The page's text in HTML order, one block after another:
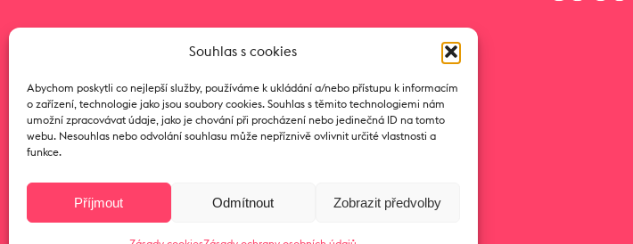
Souhlas s cookies
Abychom poskytli co nejlepší služby, používáme k ukládání a/nebo přístupu k informacím
o zařízení, technologie jako jsou soubory cookies. Souhlas s těmito technologiemi nám
umožní zpracovávat údaje, jako je chování při procházení nebo jedinečná ID na tomto
webu. Nesouhlas nebo odvolání souhlasu může nepříznivě ovlivnit určité vlastnosti a
funkce.
Příjmout Odmítnout Zobrazit předvolby